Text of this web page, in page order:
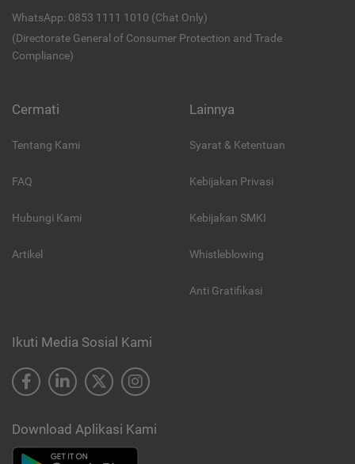
WhatsApp: 0853 1111 1010 (Chat Only)
(Directorate General of Consumer Protection and Trade
Compliance)
Cermati
Tentang Kami
FAQ
Hubungi Kami
Artikel
Lainnya
Syarat & Ketentuan
Kebijakan Privasi
Kebijakan SMKI
Whistleblowing
Anti Gratifikasi
Ikuti Media Sosial Kami
Download Aplikasi Kami